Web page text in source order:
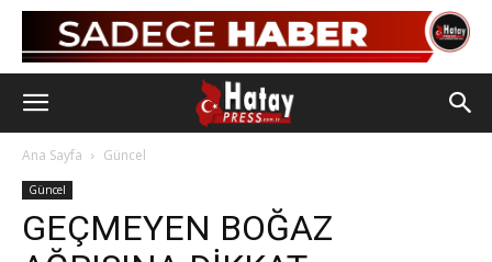
Ana Sayfa Güncel
Güncel
GEÇMEYEN BOĞAZ